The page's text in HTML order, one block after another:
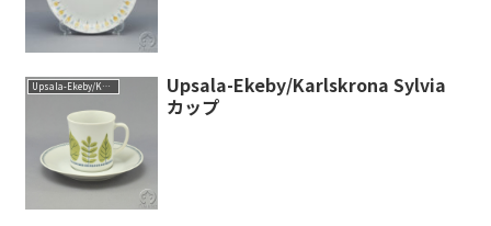
Upsala-Ekeby/Karlskrona
Upsala-Ekeby/Karlskrona Sylvia
カップ